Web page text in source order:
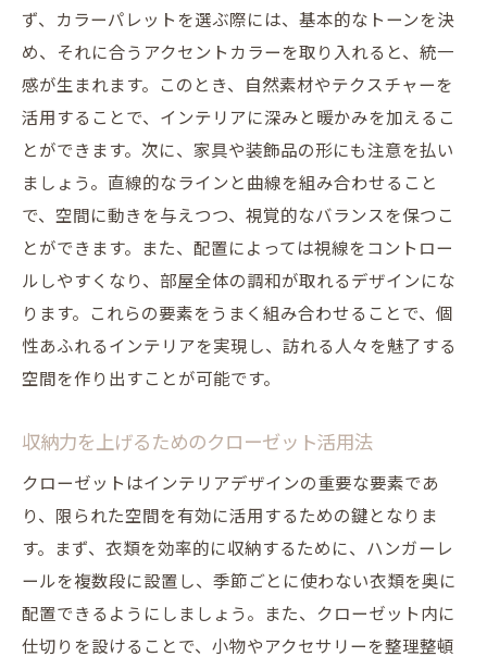
ず、カラーパレットを選ぶ際には、基本的なトーンを決
め、それに合うアクセントカラーを取り入れると、統一
感が生まれます。このとき、自然素材やテクスチャーを
活用することで、インテリアに深みと暖かみを加えるこ
とができます。次に、家具や装飾品の形にも注意を払い
ましょう。直線的なラインと曲線を組み合わせること
で、空間に動きを与えつつ、視覚的なバランスを保つこ
とができます。また、配置によっては視線をコントロー
ルしやすくなり、部屋全体の調和が取れるデザインにな
ります。これらの要素をうまく組み合わせることで、個
性あふれるインテリアを実現し、訪れる人々を魅了する
空間を作り出すことが可能です。
収納力を上げるためのクローゼット活用法
クローゼットはインテリアデザインの重要な要素であ
り、限られた空間を有効に活用するための鍵となりま
す。まず、衣類を効率的に収納するために、ハンガーレ
ールを複数段に設置し、季節ごとに使わない衣類を奥に
配置できるようにしましょう。また、クローゼット内に
仕切りを設けることで、小物やアクセサリーを整理整頓